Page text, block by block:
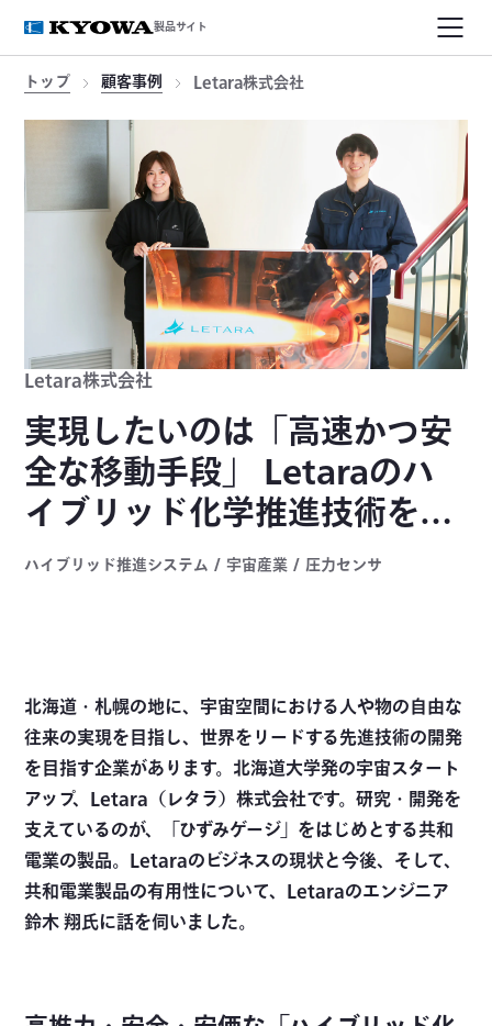
製品サイト
トップ 顧客事例 Letara株式会社
Letara株式会社
実現したいのは「高速かつ安
全な移動手段」 Letaraのハ
イブリッド化学推進技術を支
える共和電業
ハイブリッド推進システム / 宇宙産業 / 圧力センサ
北海道・札幌の地に、宇宙空間における人や物の自由な
往来の実現を目指し、世界をリードする先進技術の開発
を目指す企業があります。北海道大学発の宇宙スタート
アップ、Letara（レタラ）株式会社です。研究・開発を
支えているのが、「ひずみゲージ」をはじめとする共和
電業の製品。Letaraのビジネスの現状と今後、そして、
共和電業製品の有用性について、Letaraのエンジニア
鈴木 翔氏に話を伺いました。